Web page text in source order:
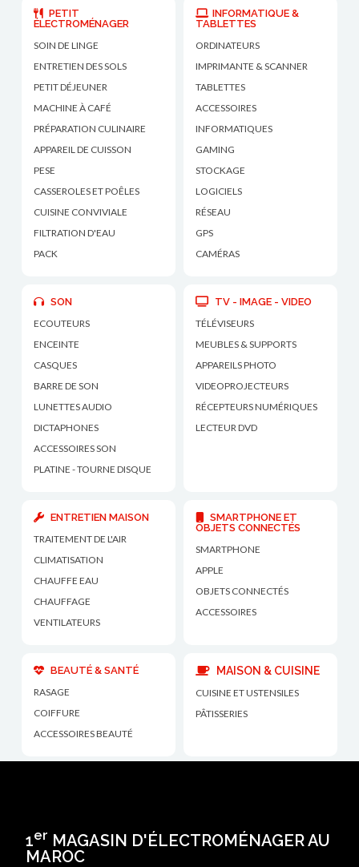
PETIT
ÉLECTROMÉNAGER
SOIN DE LINGE
ENTRETIEN DES SOLS
PETIT DÉJEUNER
MACHINE À CAFÉ
PRÉPARATION CULINAIRE
APPAREIL DE CUISSON
PESE
CASSEROLES ET POÊLES
CUISINE CONVIVIALE
FILTRATION D'EAU
PACK
INFORMATIQUE &
TABLETTES
ORDINATEURS
IMPRIMANTE & SCANNER
TABLETTES
ACCESSOIRES
INFORMATIQUES
GAMING
STOCKAGE
LOGICIELS
RÉSEAU
GPS
CAMÉRAS
SON
ECOUTEURS
ENCEINTE
CASQUES
BARRE DE SON
LUNETTES AUDIO
DICTAPHONES
ACCESSOIRES SON
PLATINE - TOURNE DISQUE
TV - IMAGE - VIDEO
TÉLÉVISEURS
MEUBLES & SUPPORTS
APPAREILS PHOTO
VIDEOPROJECTEURS
RÉCEPTEURS NUMÉRIQUES
LECTEUR DVD
ENTRETIEN MAISON
TRAITEMENT DE L'AIR
CLIMATISATION
CHAUFFE EAU
CHAUFFAGE
VENTILATEURS
SMARTPHONE ET
OBJETS CONNECTÉS
SMARTPHONE
APPLE
OBJETS CONNECTÉS
ACCESSOIRES
BEAUTÉ & SANTÉ
RASAGE
COIFFURE
ACCESSOIRES BEAUTÉ
MAISON & CUISINE
CUISINE ET USTENSILES
PÂTISSERIES
1er MAGASIN D'ÉLECTROMÉNAGER AU
MAROC